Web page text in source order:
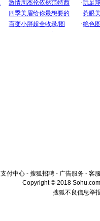
支付中心 - 搜狐招聘 - 广告服务 - 客
Copyright © 2018
搜狐不良信息举